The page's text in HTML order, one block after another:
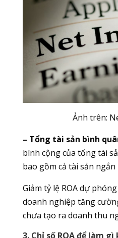
Ảnh trên:
– Tổng tài sản bình
bình cộng của tổng tài
bao gồm cả tài sản ngắn
Giảm tỷ lệ ROA dự
doanh nghiệp tăng
chưa tạo ra doanh thu
3. Chỉ số ROA để làm